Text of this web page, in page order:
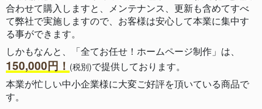
合わせて購入しますと、メンテナンス、更新も含めてすべ
て弊社で実施しますので、お客様は安心して本業に集中す
る事ができます。
しかもなんと、「全てお任せ！ホームページ制作」は、
150,000円！ (税別)で提供しております。
本業が忙しい中小企業様に大変ご好評を頂いている商品で
す。